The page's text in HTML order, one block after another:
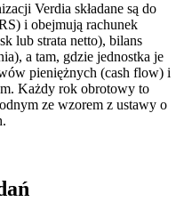
Verdia składane są do
i obejmują rachunek
lub strata netto), bilans
a tam, gdzie jednostka je
pieniężnych (cash flow) i
Każdy rok obrotowy to
ze wzorem z ustawy o